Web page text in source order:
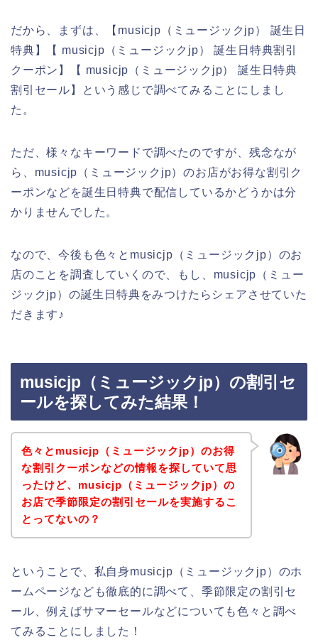
だから、まずは、【musicjp（ミュージックjp） 誕生日
特典】【 musicjp（ミュージックjp） 誕生日特典割引
クーポン】【 musicjp（ミュージックjp） 誕生日特典
割引セール】という感じで調べてみることにしまし
た。
ただ、様々なキーワードで調べたのですが、残念なが
ら、musicjp（ミュージックjp）のお店がお得な割引ク
ーポンなどを誕生日特典で配信しているかどうかは分
かりませんでした。
なので、今後も色々とmusicjp（ミュージックjp）のお
店のことを調査していくので、もし、musicjp（ミュー
ジックjp）の誕生日特典をみつけたらシェアさせていた
だきます♪
musicjp（ミュージックjp）の割引セ
ールを探してみた結果！
色々とmusicjp（ミュージックjp）のお得
な割引クーポンなどの情報を探していて思
ったけど、musicjp（ミュージックjp）の
お店で季節限定の割引セールを実施するこ
とってないの？
ということで、私自身musicjp（ミュージックjp）のホ
ームページなども徹底的に調べて、季節限定の割引セ
ール、例えばサマーセールなどについても色々と調べ
てみることにしました！